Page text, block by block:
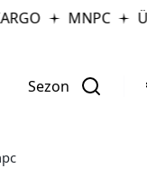
MNPC
Sezon